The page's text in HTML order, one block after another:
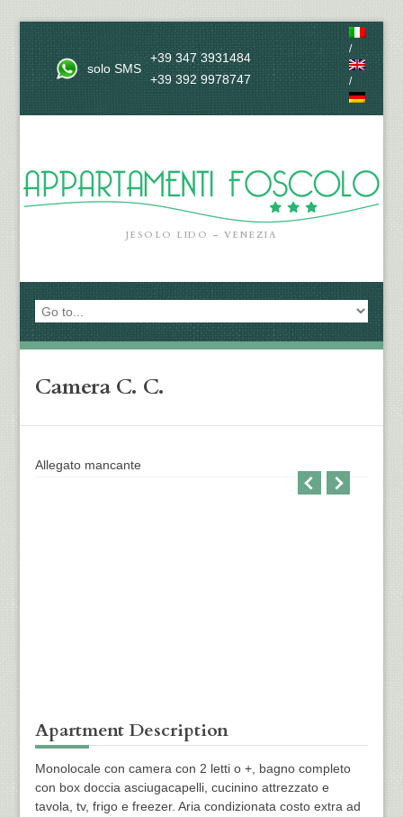
solo SMS
+39 347 3931484
+39 392 9978747
/
/
JESOLO LIDO – VENEZIA
Camera C. C.
Allegato mancante
Apartment Description
Monolocale con camera con 2 letti o +, bagno completo
con box doccia asciugacapelli, cucinino attrezzato e
tavola, tv, frigo e freezer. Aria condizionata costo extra ad